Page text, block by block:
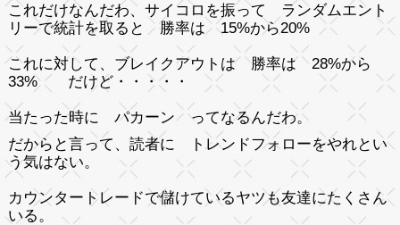
これだけなんだわ、サイコロを振って ランダムエント
リーで統計を取ると 勝率は 15%から20%
これに対して、ブレイクアウトは 勝率は 28%から
33% だけど・・・・・
当たった時に パカーン ってなるんだわ。
だからと言って、読者に トレンドフォローをやれとい
う気はない。
カウンタートレードで儲けているヤツも友達にたくさん
いる。